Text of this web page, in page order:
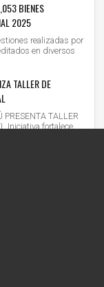
BIENES
2025
realizadas por
en diversos
TALLER DE
PRESENTA TALLER
Iniciativa fortalece